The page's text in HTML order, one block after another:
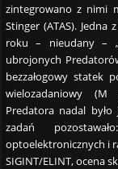
zintegrowano z nimi
Stinger (ATAS).
roku – nieudany –
ubrojonych
bezzałogowy statek
wielozadaniowy (M
Predatora nadal
zadań
optoelektronicznych i
SIGINT/ELINT, ocena